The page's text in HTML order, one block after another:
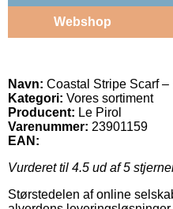
Webshop
Navn: Coastal Stripe Scarf –
Kategori: Vores sortiment
Producent: Le Pirol
Varenummer: 23901159
EAN:
Vurderet til 4.5 ud af 5
Størstedelen af online